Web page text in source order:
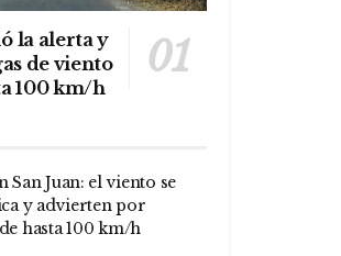
la alerta y
de viento
100 km/h
San Juan: el viento se
y advierten por
hasta 100 km/h